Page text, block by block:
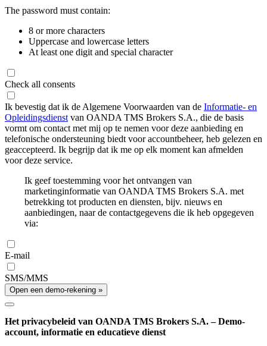
The password must contain:
8 or more characters
Uppercase and lowercase letters
At least one digit and special character
Check all consents
Ik bevestig dat ik de Algemene Voorwaarden van de Informatie- en
Opleidingsdienst van OANDA TMS Brokers S.A., die de basis
vormt om contact met mij op te nemen voor deze aanbieding en
telefonische ondersteuning biedt voor accountbeheer, heb gelezen en
geaccepteerd. Ik begrijp dat ik me op elk moment kan afmelden
voor deze service.
Ik geef toestemming voor het ontvangen van
marketinginformatie van OANDA TMS Brokers S.A. met
betrekking tot producten en diensten, bijv. nieuws en
aanbiedingen, naar de contactgegevens die ik heb opgegeven
via:
E-mail
SMS/MMS
Open een demo-rekening »
Het privacybeleid van OANDA TMS Brokers S.A. – Demo-
account, informatie en educatieve dienst